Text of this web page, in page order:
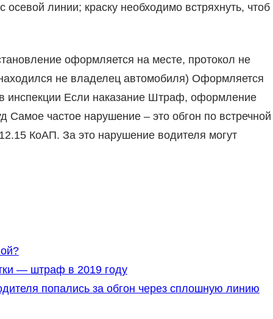
линии; краску необходимо встряхнуть, чтоб
оформляется на месте, протокол не
не владелец автомобиля) Оформляется
инспекции Если наказание Штраф, оформление
Самое частое нарушение – это обгон по встречной
КоАП. За это нарушение водителя могут
— штраф в 2019 году
попались за обгон через сплошную линию